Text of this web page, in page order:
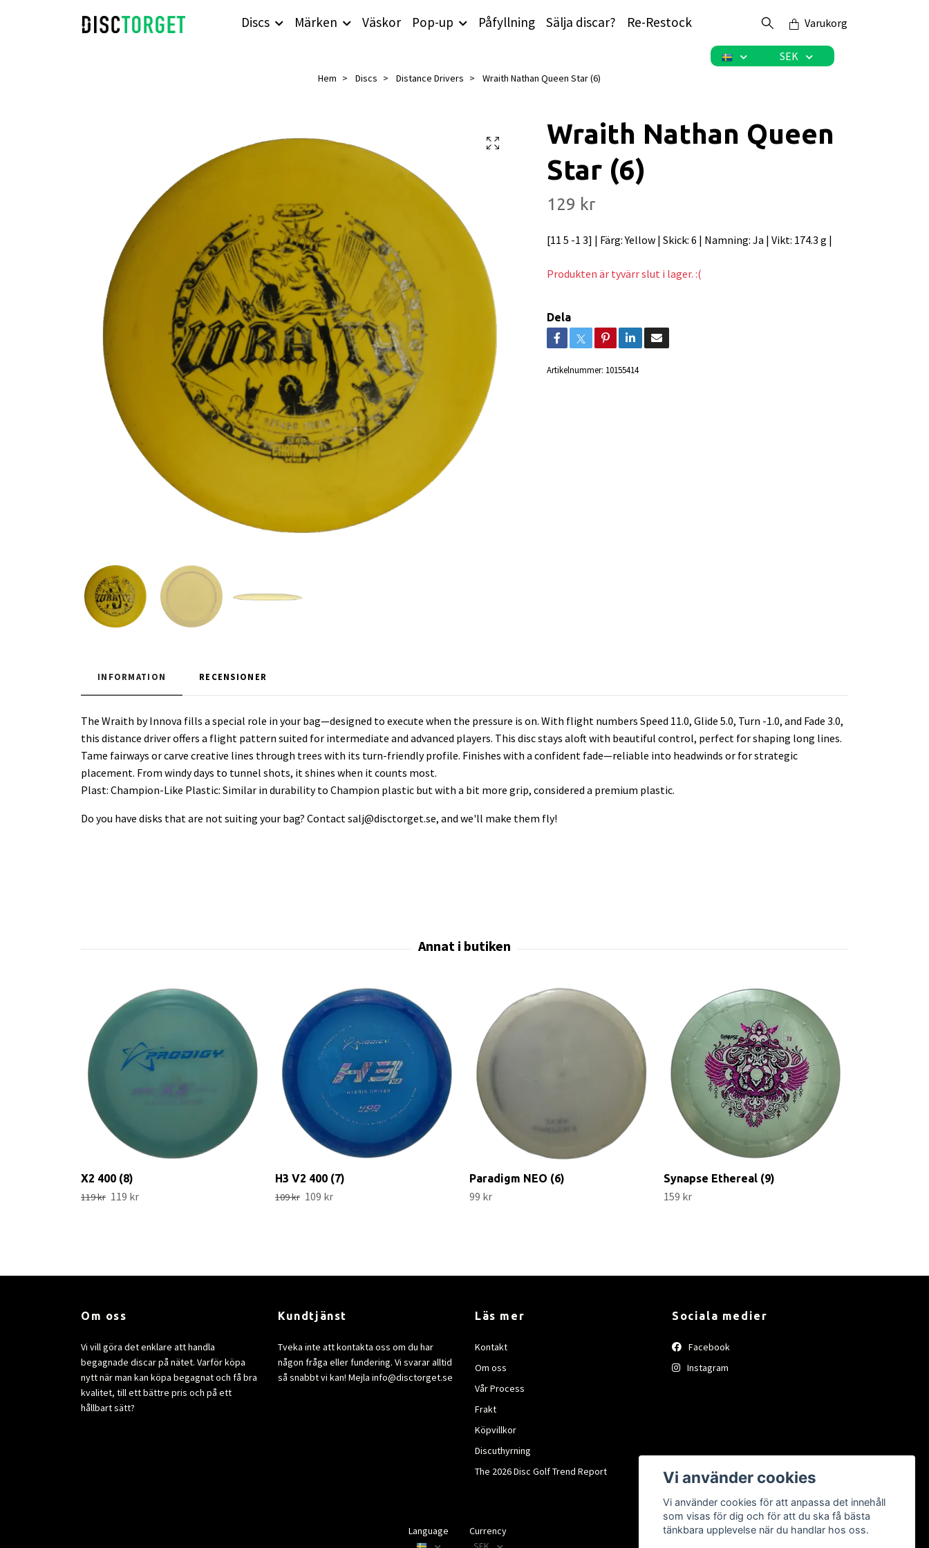
Discs Märken Väskor Pop-up Påfyllning Sälja discar? Re-Restock Varukorg
SEK
Hem Discs Distance Drivers Wraith Nathan Queen Star (6)
Wraith Nathan Queen
Star (6)
129 kr
[11 5 -1 3] | Färg: Yellow | Skick: 6 | Namning: Ja | Vikt: 174.3 g |
Produkten är tyvärr slut i lager. :(
Dela
Artikelnummer: 10155414
INFORMATION RECENSIONER
The Wraith by Innova fills a special role in your bag—designed to execute when the pressure is on. With flight numbers Speed 11.0, Glide 5.0, Turn -1.0, and Fade 3.0,
this distance driver offers a flight pattern suited for intermediate and advanced players. This disc stays aloft with beautiful control, perfect for shaping long lines.
Tame fairways or carve creative lines through trees with its turn-friendly profile. Finishes with a confident fade—reliable into headwinds or for strategic
placement. From windy days to tunnel shots, it shines when it counts most.
Plast: Champion-Like Plastic: Similar in durability to Champion plastic but with a bit more grip, considered a premium plastic.
Do you have disks that are not suiting your bag? Contactsalj@disctorget.se, and we'll make them fly!
X2 400 (8)
119 kr 119 kr
H3 V2 400 (7)
109 kr 109 kr
Paradigm NEO (6)
99 kr
Synapse Ethereal (9)
159 kr
Om oss
Vi vill göra det enklare att handla
begagnade discar på nätet. Varför köpa
nytt när man kan köpa begagnat och få bra
kvalitet, till ett bättre pris och på ett
hållbart sätt?
Kundtjänst
Tveka inte att kontakta oss om du har
någon fråga eller fundering. Vi svarar alltid
så snabbt vi kan! Mejla info@disctorget.se
Läs mer
Kontakt
Om oss
Vår Process
Frakt
Köpvillkor
Discuthyrning
The 2026 Disc Golf Trend Report
Sociala medier
Facebook
Instagram
Language
Currency
Vi använder cookies
Vi använder cookies för att anpassa det innehåll
som visas för dig och för att du ska få bästa
tänkbara upplevelse när du handlar hos oss.